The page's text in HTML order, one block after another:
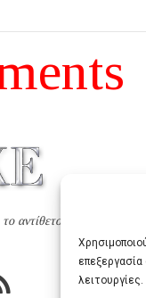
λειτουργίες.
αντίθετο της χυδαιότητας